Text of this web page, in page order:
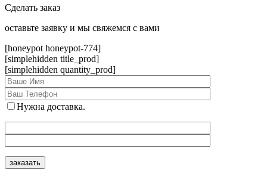
Сделать заказ
оcтавьте заявку и мы свяжемся с вами
[honeypot honeypot-774]
[simplehidden title_prod]
[simplehidden quantity_prod]
Нужна доставка.